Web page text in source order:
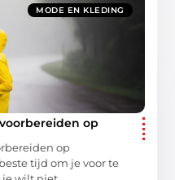
MODE EN KLEDING
op
op
tijd om je voor te